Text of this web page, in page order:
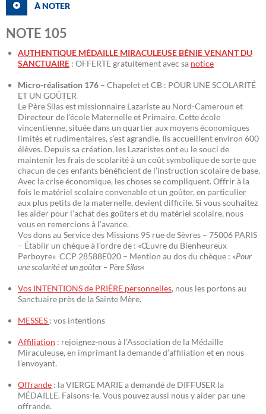
À NOTER
NOTE 105
AUTHENTIQUE MÉDAILLE MIRACULEUSE BÉNIE VENANT DU
SANCTUAIRE : OFFERTE gratuitement avec sa notice
Micro-réalisation 176 – Chapelet et CB : POUR UNE SCOLARITÉ
ET UN GOÛTER
Le Père Silas est missionnaire Lazariste au Nord-Cameroun et
Directeur de l’école Maternelle et Primaire. Cette école
vincentienne, située dans un quartier aux moyens économiques
limités et rudimentaires, s’est agrandie. Ils accueillent environ 600
élèves. Depuis sa création, les Lazaristes ont eu le souci de
maintenir les frais de scolarité à un coût symbolique de sorte que
chacun de ces enfants bénéficient de l’instruction scolaire de base.
Avec la crise économique, les choses se compliquent. Offrir à la
fois le matériel scolaire convenable et un goûter, en particulier
aux plus petits de la maternelle, devient difficile. Si vous souhaitez
les aider pour l’achat des goûters et du matériel scolaire, nous
vous en remercions à l’avance.
Vos dons au Service des Missions 95 rue de Sèvres – 75006 PARIS
– Établir un chèque à l’ordre de : «Œuvre du Bienheureux
Perboyre» CCP 28588E020 – Mention au dos du chèque : »Pour
une scolarité et un goûter – Père Silas«
Vos INTENTIONS de PRIÈRE personnelles, nous les portons au
Sanctuaire près de la Sainte Mère.
MESSES : vos intentions
Affiliation : rejoignez-nous à l’Association de la Médaille
Miraculeuse, en imprimant la demande d’affiliation et en nous
l’envoyant.
Offrande : la VIERGE MARIE a demandé de DIFFUSER la
MÉDAILLE. Faisons-le. Vous pouvez aussi nous y aider par une
offrande.